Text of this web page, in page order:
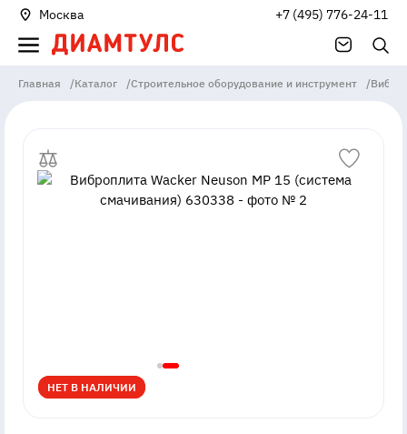
Москва +7 (495) 776-24-11
Главная /Каталог /Строительное оборудование и инструмент /
НЕТ В НАЛИЧИИ
НЕТ В НАЛИЧИИ